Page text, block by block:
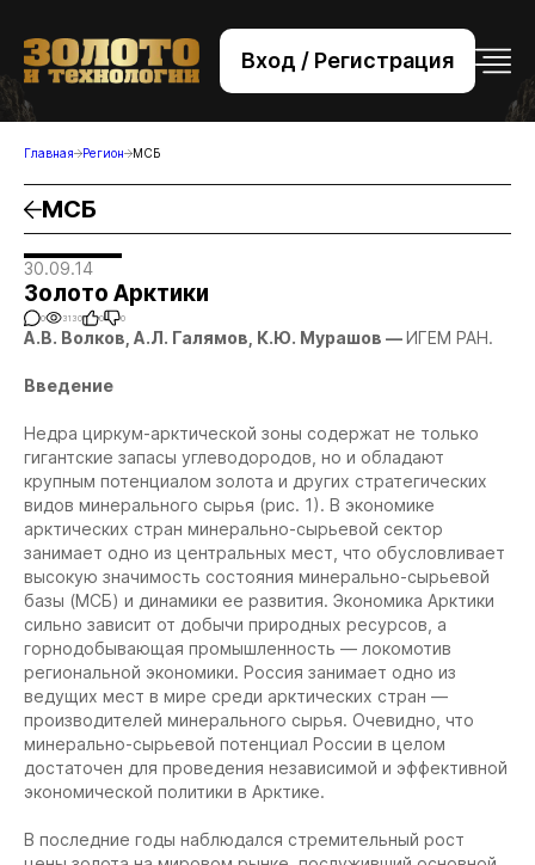
Вход / Регистрация
+7 (495) 221-76-32
bsv@zolteh.ru
Главная Регион МСБ
МСБ
30.09.14
Золото Арктики
0 3130 0 0
А.В. Волков, А.Л. Галямов, К.Ю. Мурашов —ИГЕМ РАН.
Введение
Недра циркум-арктической зоны содержат не только
гигантские запасы углеводородов, но и обладают
крупным потенциалом золота и других стратегических
видов минерального сырья (рис. 1). В экономике
арктических стран минерально-сырьевой сектор
занимает одно из центральных мест, что обусловливает
высокую значимость состояния минерально-сырьевой
базы (МСБ) и динамики ее развития. Экономика Арктики
сильно зависит от добычи природных ресурсов, а
горнодобывающая промышленность — локомотив
региональной экономики. Россия занимает одно из
ведущих мест в мире среди арктических стран —
производителей минерального сырья. Очевидно, что
минерально-сырьевой потенциал России в целом
достаточен для проведения независимой и эффективной
экономической политики в Арктике.
В последние годы наблюдался стремительный рост